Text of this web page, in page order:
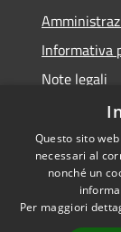
Informativa
Note legali
RSS
Accessibilità
Questo sito
necessari al
nonché un
Per maggiori